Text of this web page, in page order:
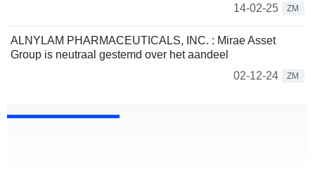
14-02-25
ZM
ALNYLAM PHARMACEUTICALS, INC. : Mirae Asset
Group is neutraal gestemd over het aandeel
02-12-24
ZM